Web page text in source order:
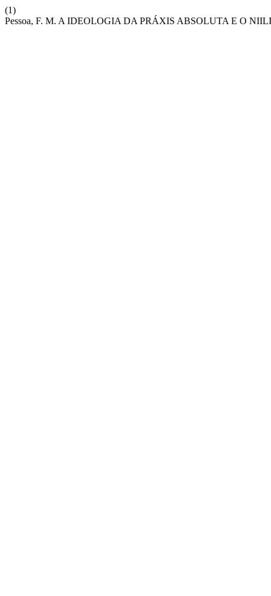
(1)
Pessoa, F. M. A IDEOLOGIA DA PRÁXIS ABSOLUTA E O